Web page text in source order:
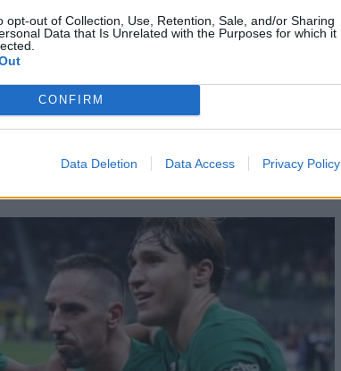
opt-out of Collection, Use, Retention, Sale, and/or Sharing
Data that Is Unrelated with the Purposes for which it
CONFIRM
Data Deletion Data Access Privacy Policy
Una difesa solida e sicura, un
ben condotta da Badelj e Pulgar con
fra loro e le due punte.
torna alla vittoria dopo tempo
E’ stata una grande Fiorentina o un